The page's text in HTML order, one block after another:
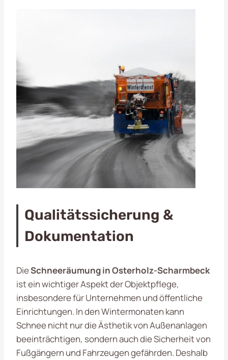
Qualitätssicherung &
Dokumentation
DieSchneeräumung in Osterholz-Scharmbeck
ist ein wichtiger Aspekt der Objektpflege,
insbesondere für Unternehmen und öffentliche
Einrichtungen. In den Wintermonaten kann
Schnee nicht nur die Ästhetik von Außenanlagen
beeinträchtigen, sondern auch die Sicherheit von
Fußgängern und Fahrzeugen gefährden. Deshalb